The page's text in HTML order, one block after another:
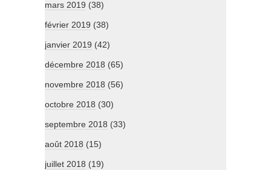
mars 2019 (38)
février 2019 (38)
janvier 2019 (42)
décembre 2018 (65)
novembre 2018 (56)
octobre 2018 (30)
septembre 2018 (33)
août 2018 (15)
juillet 2018 (19)